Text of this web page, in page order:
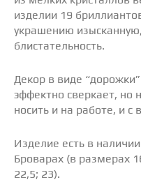
изделии 19
украшению
блистательность.
Декор в виде
эффектно сверкает, но
носить и на работе, и
Изделие есть в
Броварах (в размерах
22,5; 23).